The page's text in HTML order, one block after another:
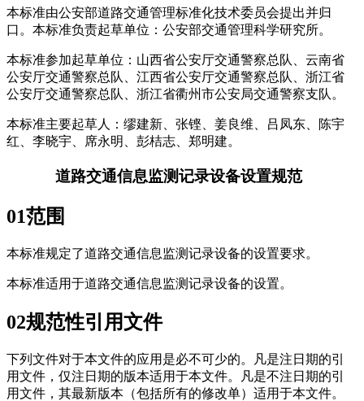
本标准由公安部道路交通管理标准化技术委员会提出并归
口。本标准负责起草单位：公安部交通管理科学研究所。
本标准参加起草单位：山西省公安厅交通警察总队、云南省
公安厅交通警察总队、江西省公安厅交通警察总队、浙江省
公安厅交通警察总队、浙江省衢州市公安局交通警察支队。
本标准主要起草人：缪建新、张铿、姜良维、吕凤东、陈宇
红、李晓宇、席永明、彭桔志、郑明建。
道路交通信息监测记录设备设置规范
01范围
本标准规定了道路交通信息监测记录设备的设置要求。
本标准适用于道路交通信息监测记录设备的设置。
02规范性引用文件
下列文件对于本文件的应用是必不可少的。凡是注日期的引
用文件，仅注日期的版本适用于本文件。凡是不注日期的引
用文件，其最新版本（包括所有的修改单）适用于本文件。